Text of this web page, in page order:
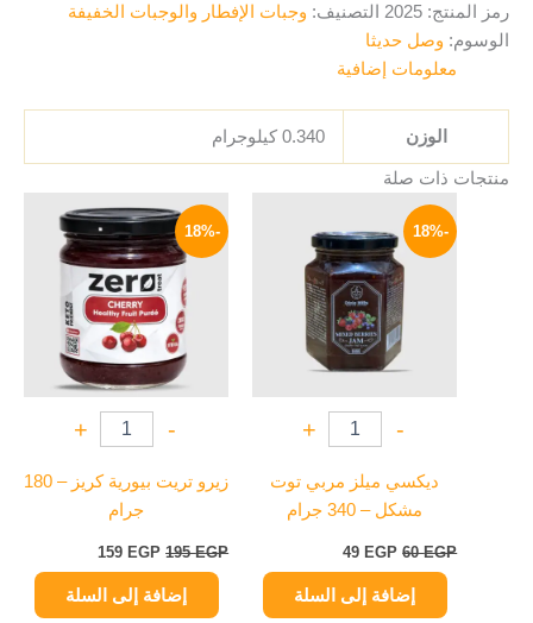
رمز المنتج: 2025 التصنيف: وجبات الإفطار والوجبات الخفيفة
الوسوم: وصل حديثا
معلومات إضافية
الوزن 0.340 كيلوجرام
منتجات ذات صلة
-18%
-
+
ديكسي ميلز مربي توت
مشكل – 340 جرام
60EGP
هو:
60 EGP.
49 EGP
هو:
49 EGP.
إضافة إلى السلة
-18%
-
+
زيرو تريت بيورية كريز – 180
جرام
195EGP
الأصلي
هو:
195 EGP.
159 EGP
الحالي
هو:
159 EGP.
إضافة إلى السلة